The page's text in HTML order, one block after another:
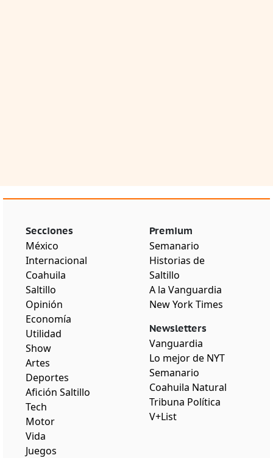
Secciones
México
Internacional
Coahuila
Saltillo
Opinión
Economía
Utilidad
Show
Artes
Deportes
Afición Saltillo
Tech
Motor
Vida
Juegos
Premium
Semanario
Historias de
Saltillo
A la Vanguardia
New York Times
Newsletters
Vanguardia
Lo mejor de NYT
Semanario
Coahuila Natural
Tribuna Política
V+List